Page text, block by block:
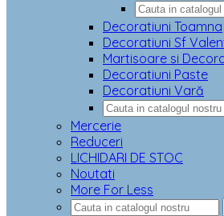
Decoratiuni Toamna
Decoratiuni Sf
Martisoare si
Decoratiuni Paste
Decoratiuni Vară
Mercerie
Reduceri
LICHIDARI DE STOC
Noutati
More For Less